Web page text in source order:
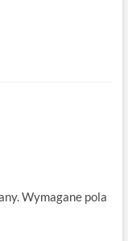
Wymagane pola